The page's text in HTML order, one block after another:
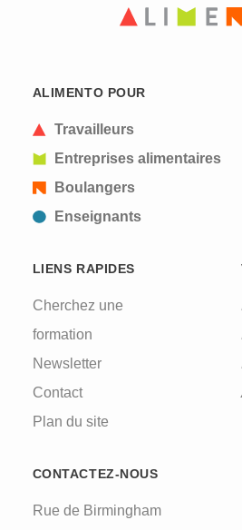
ALIMENTO POUR
Travailleurs
Entreprises alimentaires
Boulangers
Enseignants
LIENS RAPIDES
Cherchez une
formation
Newsletter
Contact
Plan du site
CONTACTEZ-NOUS
Rue de Birmingham